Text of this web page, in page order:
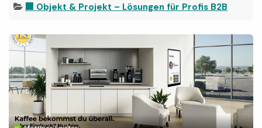
🏢 Objekt & Projekt – Lösungen für Profis B2B